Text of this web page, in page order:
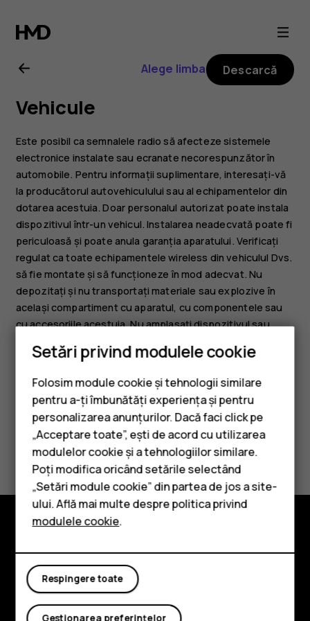
Ghid
de
utilizare
Nokia
3
Smartphone-uri
Telefoane clasice
Accesorii
Tablete
Alege limba Descarcă
Vehicule
Este posibil ca semnalele radio să afecteze sistemele
electronice instalate sau ecranate necorespunzător în
automobile. Pentru informații suplimentare, interesați-vă
la producătorul autovehiculului sau al echipamentelor din
dotarea acestuia. Doar personalul autorizat poate instala
dispozitivul într-un vehicul. Instalarea neadecvată poate fi
periculoasă și poate anula garanția aparatului. Verificați
regulat ca toate echipamentele wireless din vehiculul Dvs.
să fie montate și să funcționeze în mod adecvat. Nu
depozitați și nu transportați materiale sau explozive în
același compartiment cu aparatul, cu componentele sau
cu accesoriile acestuia. Nu amplasați dispozitivul sau
Considerați utile aceste informații?
Da Nu
Despre
Planet and people
Setări privind modulele cookie
Folosim module cookie și tehnologii similare
pentru a-ți îmbunătăți experiența și pentru
personalizarea anunțurilor. Dacă faci click pe
„Acceptare toate”, ești de acord cu utilizarea
modulelor cookie și a tehnologiilor similare.
Poți modifica oricând setările selectând
„Setări module cookie” din partea de jos a site-
ului. Află mai multe despre politica privind
modulele cookie.
Respingere toate
Gestionarea preferințelor